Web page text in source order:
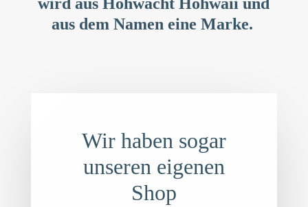
wird aus Hohwacht Hohwaii und
aus dem Namen eine Marke.
Wir haben sogar
unseren eigenen
Shop